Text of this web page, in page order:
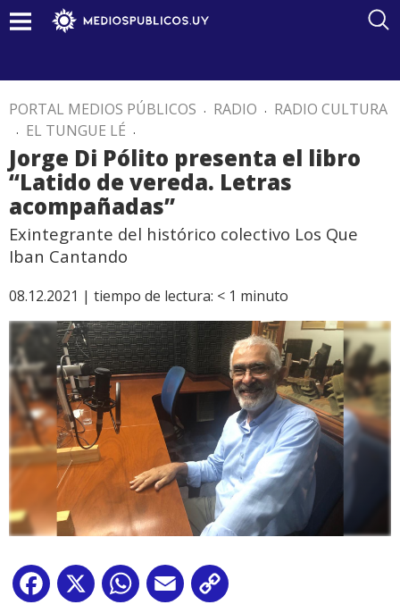
PORTAL MEDIOS PÚBLICOS . RADIO . RADIO CULTURA
. EL TUNGUE LÉ .
Jorge Di Pólito presenta el libro
“Latido de vereda. Letras
acompañadas”
Exintegrante del histórico colectivo Los Que
Iban Cantando
08.12.2021 | tiempo de lectura: < 1 minuto
Facebook
X WhatsApp
Email